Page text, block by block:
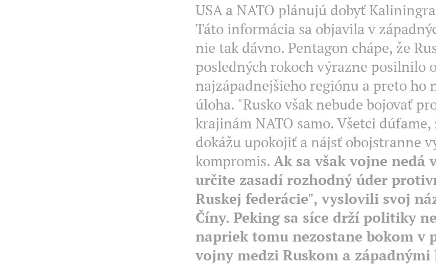
USA a NATO plánujú dobyť
Táto informácia sa objavila v
nie tak dávno. Pentagon chápe, že
posledných rokoch výrazne posilnilo
najzápadnejšieho regiónu a preto ho
úloha. "Rusko však nebude bojovať
krajinám NATO samo. Všetci dúfame,
dokážu upokojiť a nájsť obojstranne
kompromis. Ak sa však vojne nedá
určite zasadí rozhodný úder
Ruskej federácie", vyslovili svoj
Číny. Peking sa síce drží politiky
napriek tomu nezostane bokom v
vojny medzi Ruskom a